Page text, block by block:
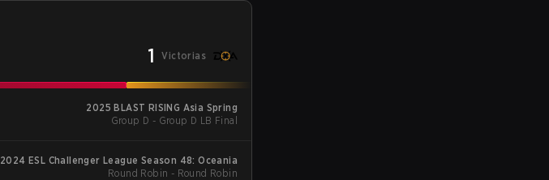
1 Victorias
2025 BLAST RISING Asia Spring
Group D - Group D LB Final
2024 ESL Challenger League Season 48: Oceania
Round Robin - Round Robin